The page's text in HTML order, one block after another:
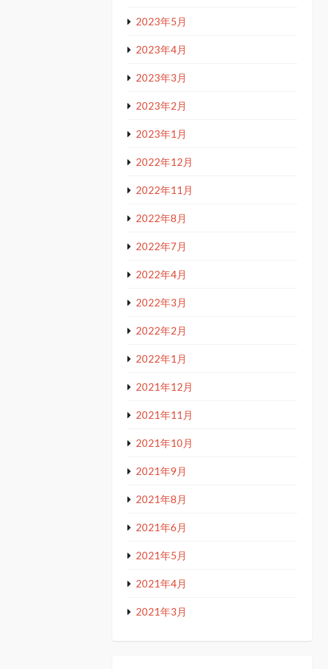
2023年5月
2023年4月
2023年3月
2023年2月
2023年1月
2022年12月
2022年11月
2022年8月
2022年7月
2022年4月
2022年3月
2022年2月
2022年1月
2021年12月
2021年11月
2021年10月
2021年9月
2021年8月
2021年6月
2021年5月
2021年4月
2021年3月